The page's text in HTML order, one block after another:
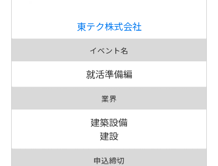
東テク株式会社
イベント名
就活準備編
業界
建築設備
建設
申込締切